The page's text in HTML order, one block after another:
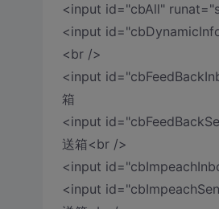
<input id="cbAll"
<input
<br />
<input
箱
<input
送箱<br />
<input
<input